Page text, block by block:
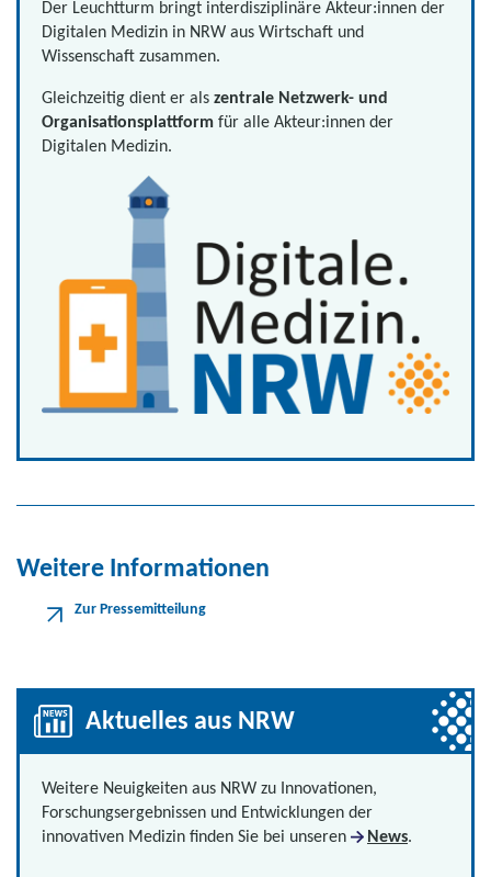
Der Leuchtturm bringt interdisziplinäre Akteur:innen der
Digitalen Medizin in NRW aus Wirtschaft und
Wissenschaft zusammen.
Gleichzeitig dient er als zentrale Netzwerk- und
Organisationsplattform für alle Akteur:innen der
Digitalen Medizin.
Weitere Informationen
Zur Pressemitteilung
Aktuelles aus NRW
Weitere Neuigkeiten aus NRW zu Innovationen,
Forschungsergebnissen und Entwicklungen der
innovativen Medizin finden Sie bei unseren
News.